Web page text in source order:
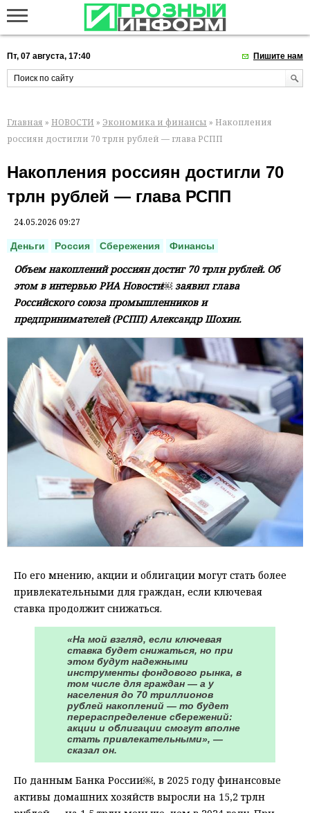
Пт, 07 августа, 17:40 Пишите нам
Главная » НОВОСТИ » Экономика и финансы » Накопления
россиян достигли 70 трлн рублей — глава РСПП
Накопления россиян достигли 70
трлн рублей — глава РСПП
24.05.2026 09:27
Деньги Россия Сбережения Финансы
Объем накоплений россиян достиг 70 трлн рублей. Об
этом в интервью РИА Новости￼ заявил глава
Российского союза промышленников и
предпринимателей (РСПП) Александр Шохин.
По его мнению, акции и облигации могут стать более
привлекательными для граждан, если ключевая
ставка продолжит снижаться.
«На мой взгляд, если ключевая
ставка будет снижаться, но при
этом будут надежными
инструменты фондового рынка, в
том числе для граждан — а у
населения до 70 триллионов
рублей накоплений — то будет
перераспределение сбережений:
акции и облигации смогут вполне
стать привлекательными», —
сказал он.
По данным Банка России￼, в 2025 году финансовые
активы домашних хозяйств выросли на 15,2 трлн